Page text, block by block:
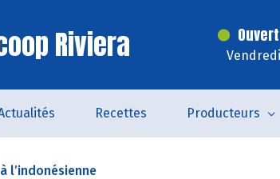
Riviera
Recettes Producteurs
l’indonésienne